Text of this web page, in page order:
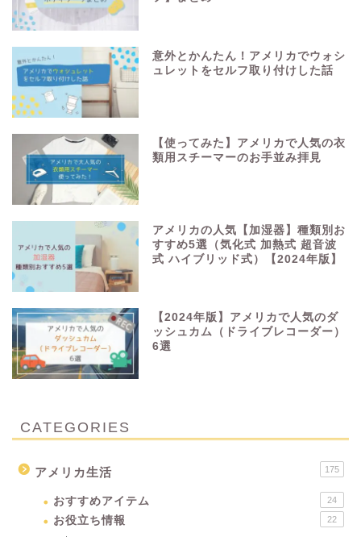
意外とかんたん！アメリカでウォシ
ュレットをセルフ取り付けした話
【使ってみた】アメリカで人気の衣
類用スチーマーのお手並み拝見
アメリカの人気【加湿器】種類別お
すすめ5選（気化式 加熱式 超音波
式 ハイブリッド式）【2024年版】
【2024年版】アメリカで人気のダ
ッシュカム（ドライブレコーダー）
6選
CATEGORIES
アメリカ生活 175
おすすめアイテム 24
お役立ち情報 22